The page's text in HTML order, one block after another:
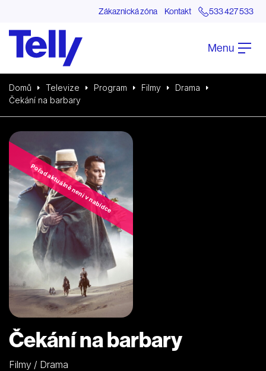
Zákaznická zóna Kontakt 533 427 533
Menu
Domů Televize Program Filmy
Drama
Čekání na barbary
Pořad aktuálně není v nabídce
Čekání na barbary
Filmy / Drama